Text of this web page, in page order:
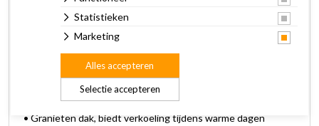
zomerdagen, met het Beeztees Knaagdier Koelhuisje Cico!
Dit houten huisje heeft namelijk een granieten koelsteen als
de binnenkant lekker koel blijft.
Kenmerken:
• Granieten dak, biedt verkoeling tijdens warme dagen
Statistieken
Marketing
Selectie accepteren
Alles accepteren